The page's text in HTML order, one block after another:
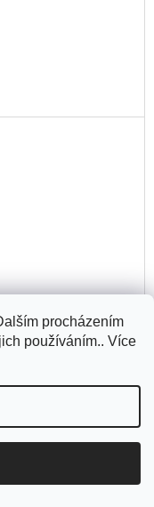
procházením
používáním.. Více